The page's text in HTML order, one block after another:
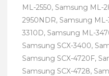
ML-2550, Samsung ML-
2950NDR, Samsung
3310D, Samsung ML-
Samsung SCX-3400,
Samsung SCX-4720F,
Samsung SCX-4728,